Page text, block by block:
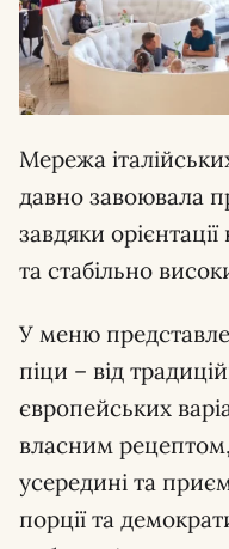
Мережа
давно завоювала
завдяки
та стабільно
У меню
піци – від
європейських
власним
усередині та
порції та